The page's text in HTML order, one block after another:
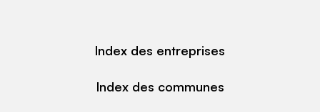
Index des entreprises
Index des communes